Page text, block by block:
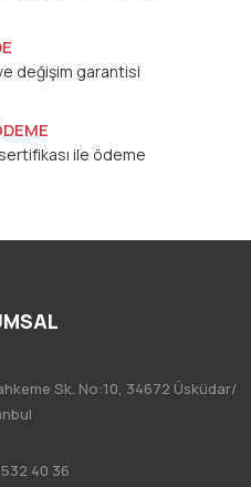
değişim garantisi
ile ödeme
Sk. No:10, 34672 Üsküdar/
40 36